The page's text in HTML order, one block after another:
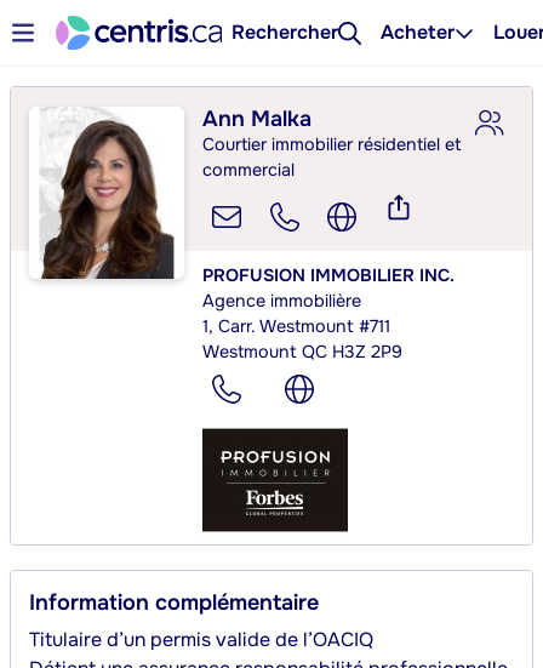
Rechercher Acheter
Ann Malka
Courtier immobilier résidentiel et
commercial
PROFUSION IMMOBILIER INC.
Agence immobilière
1, Carr. Westmount #711
Westmount QC H3Z 2P9
Information complémentaire
Titulaire d’un permis valide de l’OACIQ